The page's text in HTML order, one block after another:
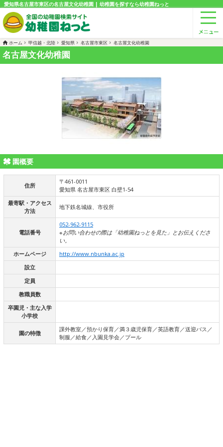
愛知県名古屋市東区の名古屋文化幼稚園 | 幼稚園を探すなら幼稚園ねっと
ホーム 甲信越・北陸 愛知県 名古屋市東区 名古屋文化幼稚園
名古屋文化幼稚園
園概要
住所
〒461-0011
愛知県 名古屋市東区 白壁1-54
最寄駅・アクセス
方法
地下鉄名城線、市役所
電話番号
052-962-9115
※お問い合わせの際は「幼稚園ねっとを見た」とお伝えくださ
い。
ホームページ
http://www.nbunka.ac.jp
設立
定員
教職員数
卒園児・主な入学
小学校
園の特徴
課外教室／預かり保育／満３歳児保育／英語教育／送迎バス／
制服／給食／入園見学会／プール